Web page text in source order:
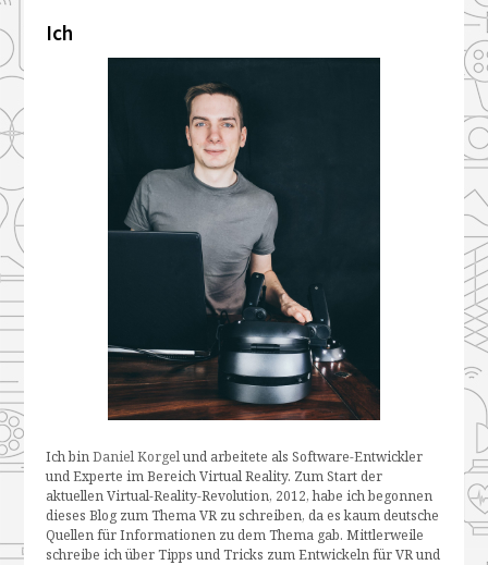
Ich
Ich binDaniel Korgelund arbeitete als Software-Entwickler
und Experte im Bereich Virtual Reality. Zum Start der
aktuellen Virtual-Reality-Revolution, 2012, habe ich begonnen
dieses Blog zum Thema VR zu schreiben, da es kaum deutsche
Quellen für Informationen zu dem Thema gab. Mittlerweile
schreibe ich über Tipps und Tricks zum Entwickeln für VR und